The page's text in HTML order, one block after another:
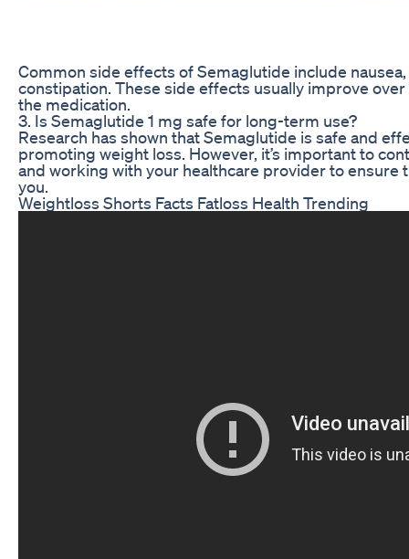
Common side effects of Semaglutide include
constipation. These side effects usually improve
the medication.
3. Is Semaglutide 1 mg safe for long-term use?
Research has shown that Semaglutide is safe and
promoting weight loss. However, it’s important to
and working with your healthcare provider to ensure
you.
Weightloss Shorts Facts Fatloss Health Trending